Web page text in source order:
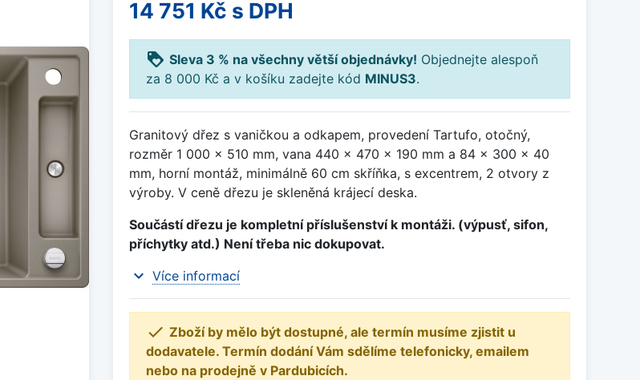
14 751 Kč s DPH
loyalty Sleva 3 % na všechny větší objednávky! Objednejte alespoň
za 8 000 Kč a v košíku zadejte kód MINUS3.
Granitový dřez s vaničkou a odkapem, provedení Tartufo, otočný,
rozměr 1 000 x 510 mm, vana 440 x 470 x 190 mm a 84 x 300 x 40
mm, horní montáž, minimálně 60 cm skříňka, s excentrem, 2 otvory z
výroby. V ceně dřezu je skleněná krájecí deska.
Součástí dřezu je kompletní příslušenství k montáži. (výpusť, sifon,
příchytky atd.) Není třeba nic dokupovat.
expand_more Více informací
 Zboží by mělo být dostupné, ale termín musíme zjistit u
dodavatele. Termín dodání Vám sdělíme telefonicky, emailem
nebo na prodejně v Pardubicích.